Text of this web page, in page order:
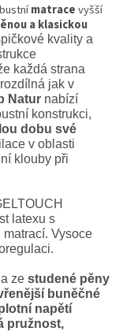
matracevyšší
a klasickou
kvality a
každá strana
jak v
Natur nabízí
konstrukci,
dobu své
v oblasti
klouby při
latexu s
Vysoce
ze studené pěny
buněčné
napětí
pružnost,